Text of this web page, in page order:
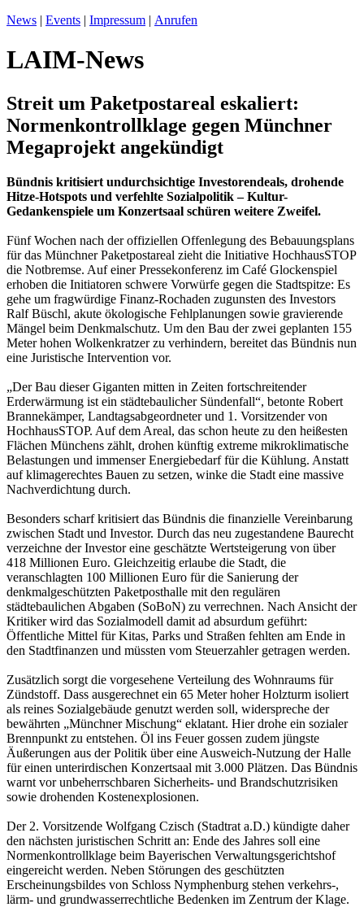
News | Events | Impressum | Anrufen
LAIM-News
Streit um Paketpostareal eskaliert:
Normenkontrollklage gegen Münchner
Megaprojekt angekündigt
Bündnis kritisiert undurchsichtige Investorendeals, drohende
Hitze-Hotspots und verfehlte Sozialpolitik – Kultur-
Gedankenspiele um Konzertsaal schüren weitere Zweifel.
Fünf Wochen nach der offiziellen Offenlegung des Bebauungsplans
für das Münchner Paketpostareal zieht die Initiative HochhausSTOP
die Notbremse. Auf einer Pressekonferenz im Café Glockenspiel
erhoben die Initiatoren schwere Vorwürfe gegen die Stadtspitze: Es
gehe um fragwürdige Finanz-Rochaden zugunsten des Investors
Ralf Büschl, akute ökologische Fehlplanungen sowie gravierende
Mängel beim Denkmalschutz. Um den Bau der zwei geplanten 155
Meter hohen Wolkenkratzer zu verhindern, bereitet das Bündnis nun
eine Juristische Intervention vor.
„Der Bau dieser Giganten mitten in Zeiten fortschreitender
Erderwärmung ist ein städtebaulicher Sündenfall“, betonte Robert
Brannekämper, Landtagsabgeordneter und 1. Vorsitzender von
HochhausSTOP. Auf dem Areal, das schon heute zu den heißesten
Flächen Münchens zählt, drohen künftig extreme mikroklimatische
Belastungen und immenser Energiebedarf für die Kühlung. Anstatt
auf klimagerechtes Bauen zu setzen, winke die Stadt eine massive
Nachverdichtung durch.
Besonders scharf kritisiert das Bündnis die finanzielle Vereinbarung
zwischen Stadt und Investor. Durch das neu zugestandene Baurecht
verzeichne der Investor eine geschätzte Wertsteigerung von über
418 Millionen Euro. Gleichzeitig erlaube die Stadt, die
veranschlagten 100 Millionen Euro für die Sanierung der
denkmalgeschützten Paketposthalle mit den regulären
städtebaulichen Abgaben (SoBoN) zu verrechnen. Nach Ansicht der
Kritiker wird das Sozialmodell damit ad absurdum geführt:
Öffentliche Mittel für Kitas, Parks und Straßen fehlten am Ende in
den Stadtfinanzen und müssten vom Steuerzahler getragen werden.
Zusätzlich sorgt die vorgesehene Verteilung des Wohnraums für
Zündstoff. Dass ausgerechnet ein 65 Meter hoher Holzturm isoliert
als reines Sozialgebäude genutzt werden soll, widerspreche der
bewährten „Münchner Mischung“ eklatant. Hier drohe ein sozialer
Brennpunkt zu entstehen. Öl ins Feuer gossen zudem jüngste
Äußerungen aus der Politik über eine Ausweich-Nutzung der Halle
für einen unterirdischen Konzertsaal mit 3.000 Plätzen. Das Bündnis
warnt vor unbeherrschbaren Sicherheits- und Brandschutzrisiken
sowie drohenden Kostenexplosionen.
Der 2. Vorsitzende Wolfgang Czisch (Stadtrat a.D.) kündigte daher
den nächsten juristischen Schritt an: Ende des Jahres soll eine
Normenkontrollklage beim Bayerischen Verwaltungsgerichtshof
eingereicht werden. Neben Störungen des geschützten
Erscheinungsbildes von Schloss Nymphenburg stehen verkehrs-,
lärm- und grundwasserrechtliche Bedenken im Zentrum der Klage.